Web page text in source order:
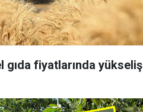
gıda fiyatlarında yükseliş